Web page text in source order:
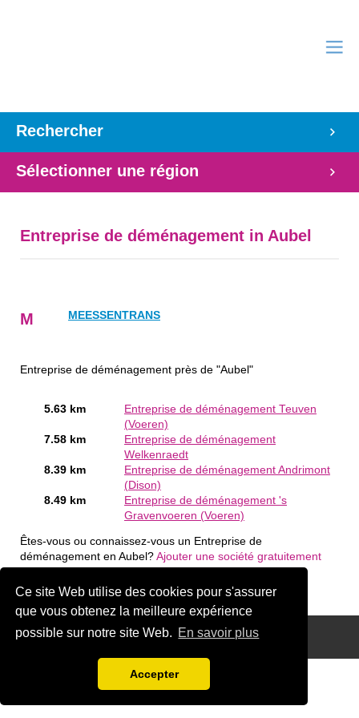
Ce site Web utilise des cookies pour s'assurer
que vous obtenez la meilleure expérience
possible sur notre site Web. En savoir plus
Accepter
Rechercher
Sélectionner une région
Entreprise de déménagement in Aubel
M MEESSENTRANS
Entreprise de déménagement près de "Aubel"
5.63 km
Entreprise de déménagement Teuven
(Voeren)
7.58 km
Entreprise de déménagement
Welkenraedt
8.39 km
Entreprise de déménagement Andrimont
(Dison)
8.49 km
Entreprise de déménagement 's
Gravenvoeren (Voeren)
Êtes-vous ou connaissez-vous un Entreprise de
déménagement en Aubel? Ajouter une société gratuitement
Disclaimer